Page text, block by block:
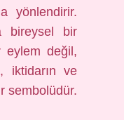
yönlendirir.
bireysel bir
eylem değil,
iktidarın ve
sembolüdür.